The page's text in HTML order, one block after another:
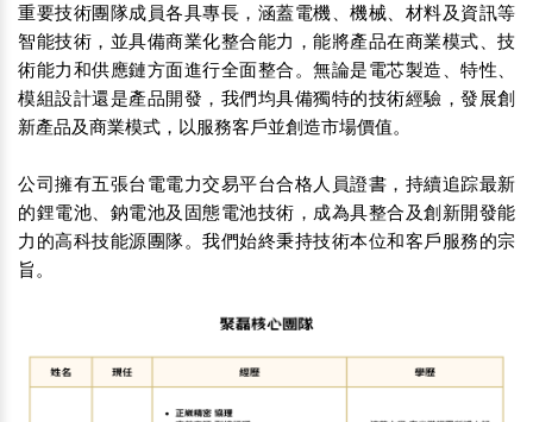
重要技術團隊成員各具專長，涵蓋電機、機械、材料及資訊等
智能技術，並具備商業化整合能力，能將產品在商業模式、技
術能力和供應鏈方面進行全面整合。無論是電芯製造、特性、
模組設計還是產品開發，我們均具備獨特的技術經驗，發展創
新產品及商業模式，以服務客戶並創造市場價值。
公司擁有五張台電電力交易平台合格人員證書，持續追踪最新
的鋰電池、鈉電池及固態電池技術，成為具整合及創新開發能
力的高科技能源團隊。我們始終秉持技術本位和客戶服務的宗
旨。